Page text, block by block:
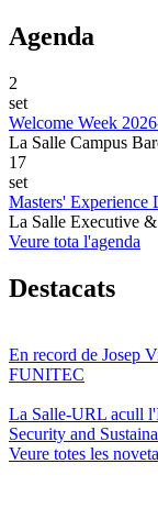
Agenda
2
set
Welcome Week
La Salle Campus
17
set
Masters' Experience
La Salle Executive
Veure tota l'agenda
Destacats
En record de Josep
FUNITEC
La Salle-URL acull
Security and
Veure totes les